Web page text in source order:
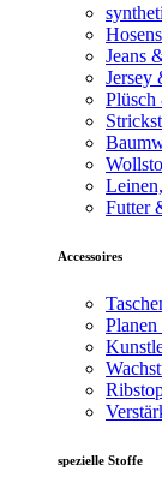
Jeans
Jersey
Plüsch
Futter
Accessoires
spezielle Stoffe